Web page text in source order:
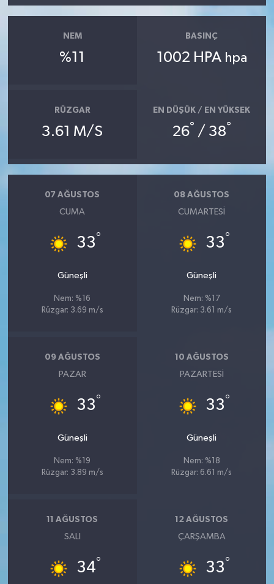
NEM
%11
BASINÇ
1002 HPA hpa
RÜZGAR
3.61 M/S
EN DÜŞÜK / EN YÜKSEK
26° / 38°
07 AĞUSTOS
CUMA
33°
Güneşli
Nem: %16
Rüzgar: 3.69 m/s
08 AĞUSTOS
CUMARTESI
33°
Güneşli
Nem: %17
Rüzgar: 3.61 m/s
09 AĞUSTOS
PAZAR
33°
Güneşli
Nem: %19
Rüzgar: 3.89 m/s
10 AĞUSTOS
PAZARTESI
33°
Güneşli
Nem: %18
Rüzgar: 6.61 m/s
11 AĞUSTOS
SALI
34°
12 AĞUSTOS
ÇARŞAMBA
33°